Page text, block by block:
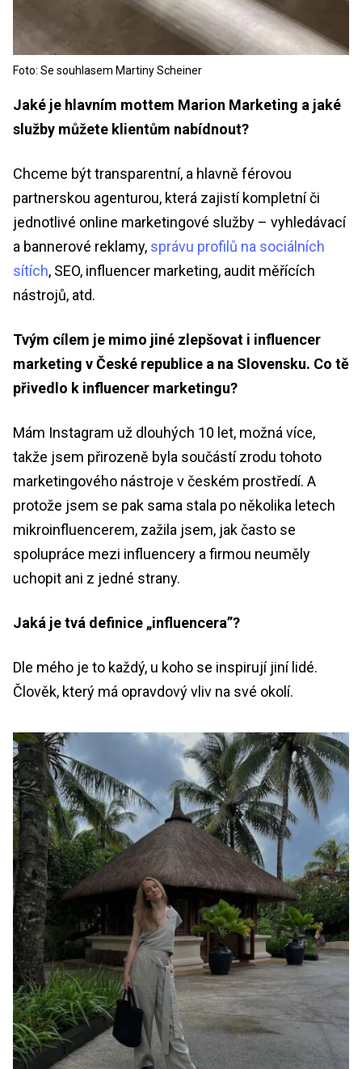
Foto: Se souhlasem Martiny Scheiner
Jaké je hlavním mottem Marion Marketing a jaké
služby můžete klientům nabídnout?
Chceme být transparentní, a hlavně férovou
partnerskou agenturou, která zajistí kompletní či
jednotlivé online marketingové služby – vyhledávací
a bannerové reklamy, správu profilů na sociálních
sítích, SEO, influencer marketing, audit měřících
nástrojů, atd.
Tvým cílem je mimo jiné zlepšovat i influencer
marketing v České republice a na Slovensku. Co tě
přivedlo k influencer marketingu?
Mám Instagram už dlouhých 10 let, možná více,
takže jsem přirozeně byla součástí zrodu tohoto
marketingového nástroje v českém prostředí. A
protože jsem se pak sama stala po několika letech
mikroinfluencerem, zažila jsem, jak často se
spolupráce mezi influencery a firmou neuměly
uchopit ani z jedné strany.
Jaká je tvá definice „influencera”?
Dle mého je to každý, u koho se inspirují jiní lidé.
Člověk, který má opravdový vliv na své okolí.